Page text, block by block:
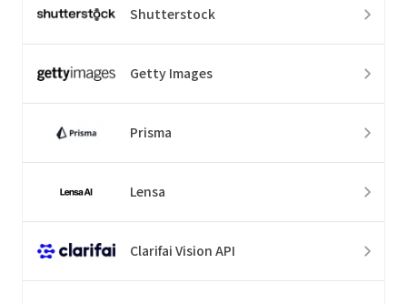
Shutterstock
Getty Images
Prisma
Lensa
Clarifai Vision API